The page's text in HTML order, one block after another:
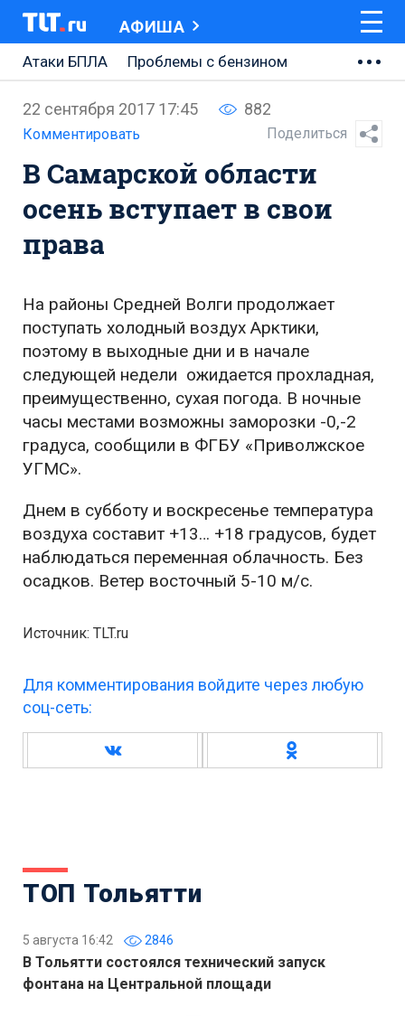
АФИША
Атаки БПЛА
Проблемы с бензином
Ремонт Центральной площади
Ремонт Обводного шоссе
Набережная Тольятти
Неделя Тольятти
22 сентября 2017 17:45 882
Комментировать Поделиться
В Самарской области
осень вступает в свои
права
На районы Средней Волги продолжает
поступать холодный воздух Арктики,
поэтому в выходные дни и в начале
следующей недели ожидается прохладная,
преимущественно, сухая погода. В ночные
часы местами возможны заморозки -0,-2
градуса, сообщили в ФГБУ «Приволжское
УГМС».
Днем в субботу и воскресенье температура
воздуха составит +13… +18 градусов, будет
наблюдаться переменная облачность. Без
осадков. Ветер восточный 5-10 м/с.
Источник: TLT.ru
Для комментирования войдите через любую
соц-сеть:
ТОП Тольятти
5 августа 16:42 2846
В Тольятти состоялся технический запуск
фонтана на Центральной площади